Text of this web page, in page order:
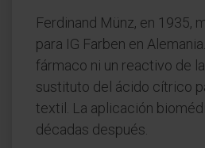
Ferdinand Münz, en 1935,
para IG Farben en
fármaco ni un reactivo de
sustituto del ácido cítrico
textil. La aplicación
décadas después.